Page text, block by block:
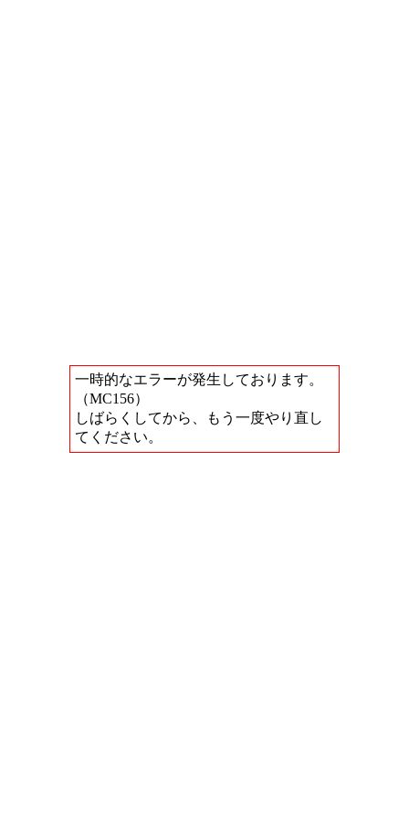
一時的なエラーが発生しております。
（MC156）
しばらくしてから、もう一度やり直し
てください。